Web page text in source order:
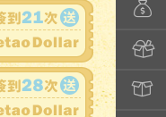
27,979円
HK1,468.9元